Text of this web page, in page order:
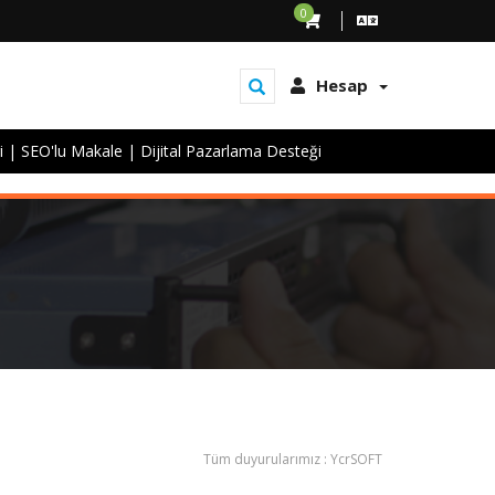
0
Hesap
| SEO'lu Makale | Dijital Pazarlama Desteği
Tüm duyurularımız : YcrSOFT